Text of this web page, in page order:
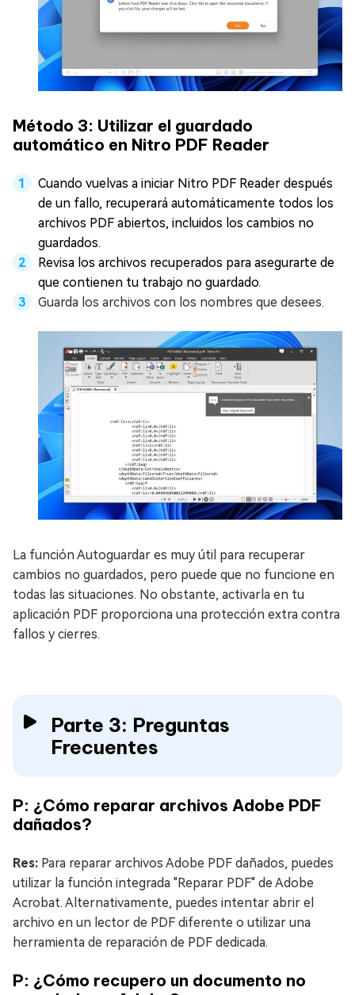
Método 3: Utilizar el guardado
automático en Nitro PDF Reader
Cuando vuelvas a iniciar Nitro PDF Reader después
de un fallo, recuperará automáticamente todos los
archivos PDF abiertos, incluidos los cambios no
guardados.
Revisa los archivos recuperados para asegurarte de
que contienen tu trabajo no guardado.
Guarda los archivos con los nombres que desees.
La función Autoguardar es muy útil para recuperar
cambios no guardados, pero puede que no funcione en
todas las situaciones. No obstante, activarla en tu
aplicación PDF proporciona una protección extra contra
fallos y cierres.
Parte 3: Preguntas
Frecuentes
P: ¿Cómo reparar archivos Adobe PDF
dañados?
Res: Para reparar archivos Adobe PDF dañados, puedes
utilizar la función integrada "Reparar PDF" de Adobe
Acrobat. Alternativamente, puedes intentar abrir el
archivo en un lector de PDF diferente o utilizar una
herramienta de reparación de PDF dedicada.
P: ¿Cómo recupero un documento no